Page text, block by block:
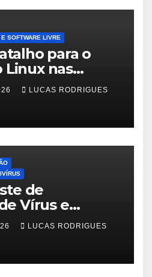
SOFTWARE LIVRE
para o
Linux nas
ubuntu e
LUCAS RODRIGUES
de
Vírus e
LUCAS RODRIGUES